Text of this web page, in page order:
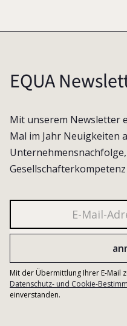
EQUA
Mit unserem Newsletter
Mal im Jahr Neuigkeiten
Mit der Übermittlung Ihrer E-Mail
Datenschutz- und Cookie-
einverstanden.